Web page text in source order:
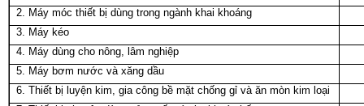
2. Máy móc thiết bị dùng trong ngành khai khoáng
3. Máy kéo
4. Máy dùng cho nông, lâm nghiệp
5. Máy bơm nước và xăng dầu
6. Thiết bị luyện kim, gia công bề mặt chống gỉ và ăn mòn kim loại